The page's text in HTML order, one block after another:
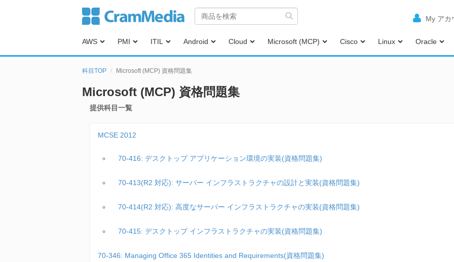
My アカ
AWS PMI ITIL Android Cloud Microsoft (MCP) Cisco Linux Oracle
科目TOP Microsoft (MCP) 資格問題集
Microsoft (MCP) 資格問題集
提供科目一覧
MCSE 2012
70-416: デスクトップ アプリケーション環境の実装(資格問題集)
70-413(R2 対応): サーバー インフラストラクチャの設計と実装(資格問題集)
70-414(R2 対応): 高度なサーバー インフラストラクチャの実装(資格問題集)
70-415: デスクトップ インフラストラクチャの実装(資格問題集)
70-346: Managing Office 365 Identities and Requirements(資格問題集)